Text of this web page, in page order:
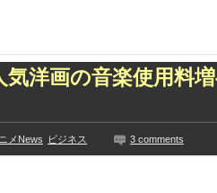
初挑戦‼
‼
や総括を踏まえ、適...
ｗｗｗｗｗｗ
!?超巨大マネ...
気洋画の音楽使用
メNews ビジネス 3 comments